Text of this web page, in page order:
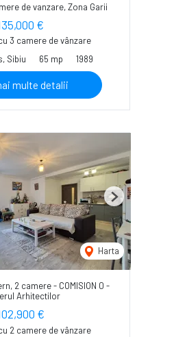
de vanzare, Zona Garii
€
3 camere de vânzare
Sibiu
65 mp 1989
multe detalii
Harta
Next
2 camere - COMISION 0 -
Arhitectilor
€
2 camere de vânzare